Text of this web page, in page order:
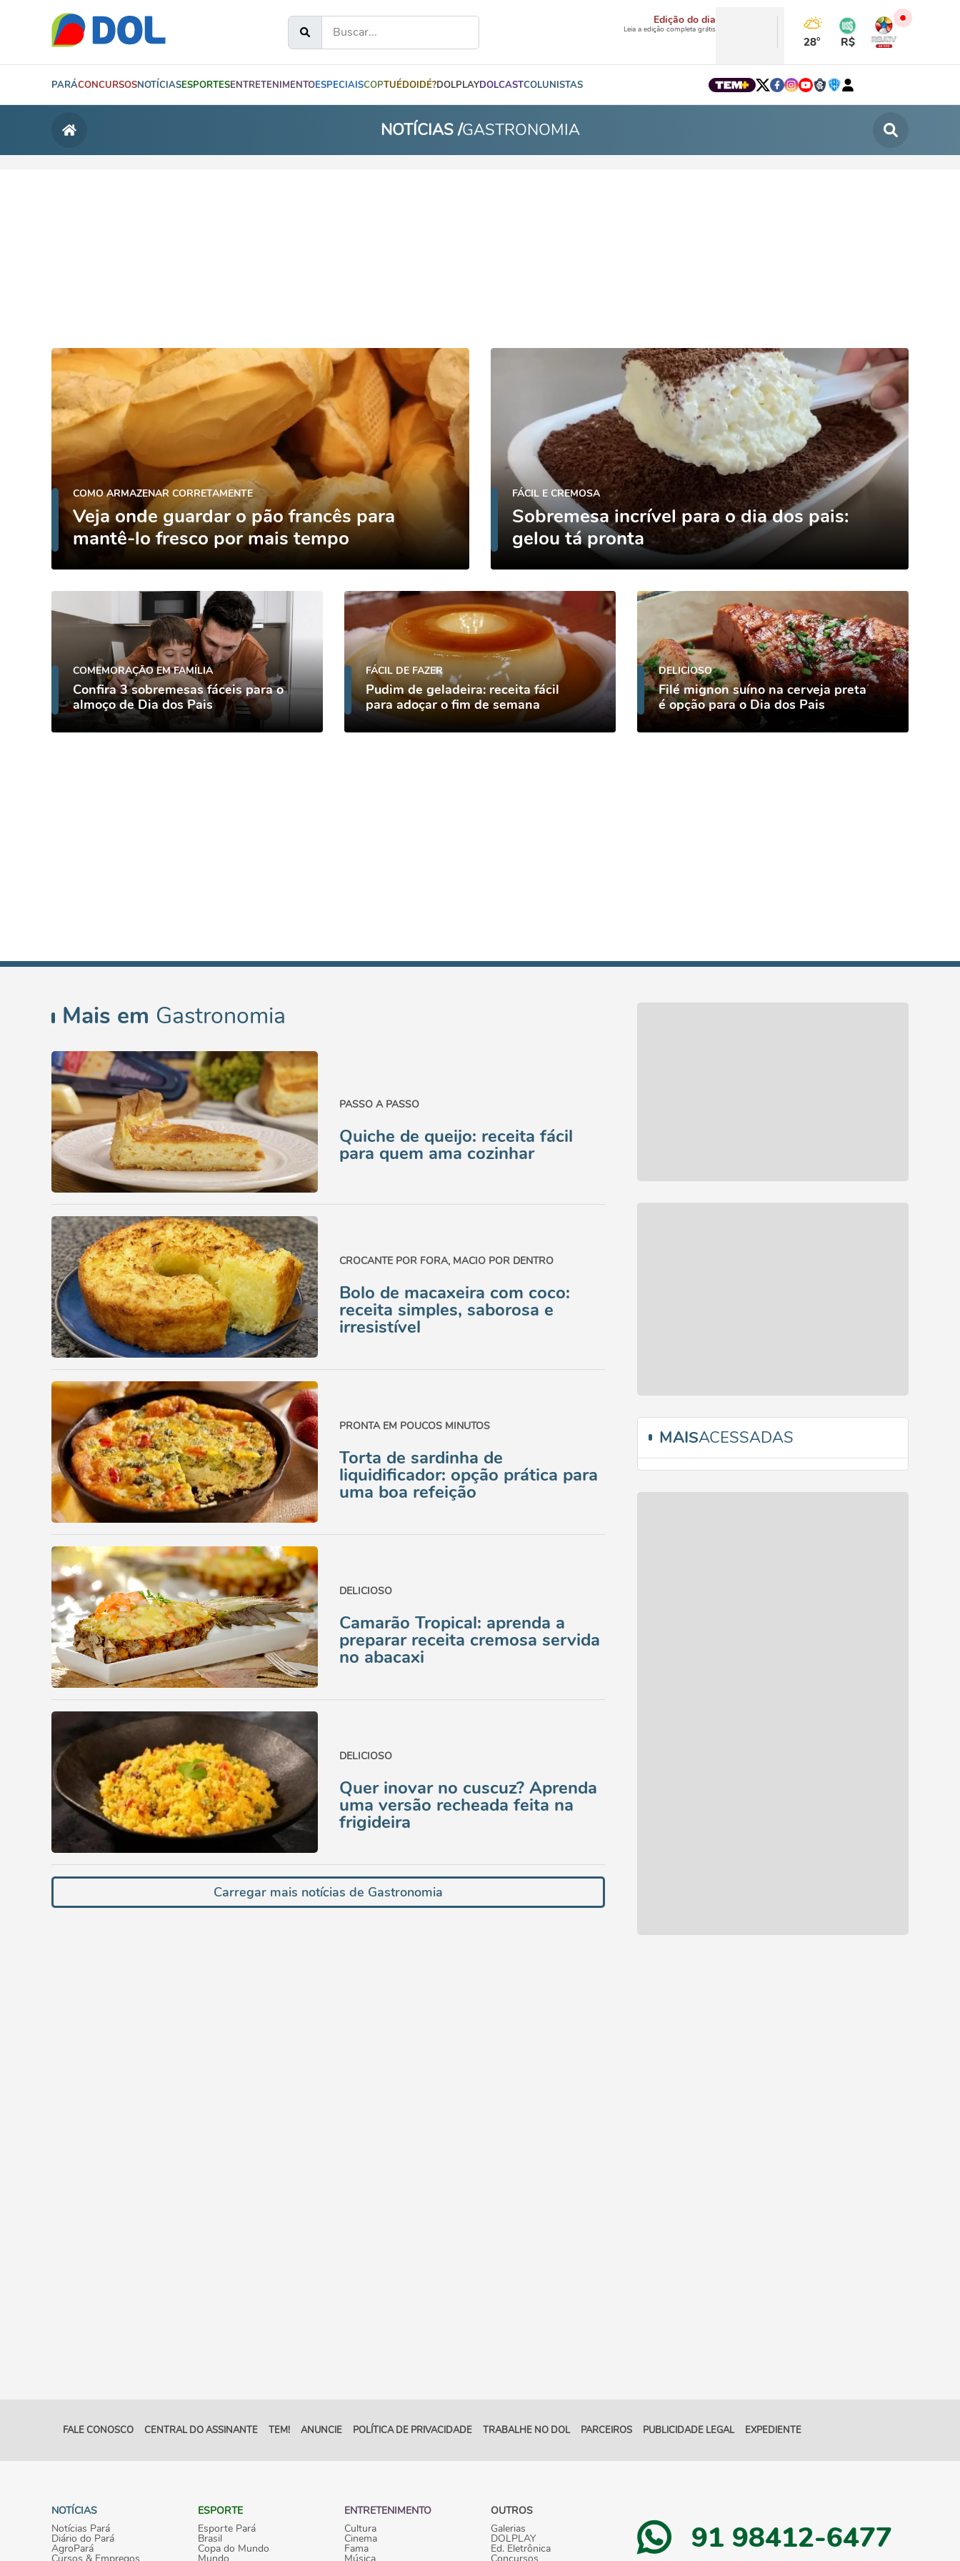
Edição do dia
Leia a edição completa grátis
28° R$
PARÁCONCURSOSNOTÍCIASESPORTESENTRETENIMENTOESPECIAISCOPTUÉDOIDÉ?DOLPLAYDOLCASTCOLUNISTAS
NOTÍCIAS /GASTRONOMIA
COMO ARMAZENAR CORRETAMENTE
Veja onde guardar o pão francês para
mantê-lo fresco por mais tempo
FÁCIL E CREMOSA
Sobremesa incrível para o dia dos pais:
gelou tá pronta
COMEMORAÇÃO EM FAMÍLIA
Confira 3 sobremesas fáceis para o
almoço de Dia dos Pais
FÁCIL DE FAZER
Pudim de geladeira: receita fácil
para adoçar o fim de semana
DELICIOSO
Filé mignon suíno na cerveja preta
é opção para o Dia dos Pais
Mais em Gastronomia
PASSO A PASSO
Quiche de queijo: receita fácil
para quem ama cozinhar
CROCANTE POR FORA, MACIO POR DENTRO
Bolo de macaxeira com coco:
receita simples, saborosa e
irresistível
PRONTA EM POUCOS MINUTOS
Torta de sardinha de
liquidificador: opção prática para
uma boa refeição
DELICIOSO
Camarão Tropical: aprenda a
preparar receita cremosa servida
no abacaxi
DELICIOSO
Quer inovar no cuscuz? Aprenda
uma versão recheada feita na
frigideira
Carregar mais notícias de Gastronomia
MAISACESSADAS
FALE CONOSCO CENTRAL DO ASSINANTE TEM! ANUNCIE POLÍTICA DE PRIVACIDADE TRABALHE NO DOL PARCEIROS PUBLICIDADE LEGAL EXPEDIENTE
NOTÍCIAS
Notícias Pará
Diário do Pará
AgroPará
Cursos & Empregos
ESPORTE
Esporte Pará
Brasil
Copa do Mundo
Mundo
ENTRETENIMENTO
Cultura
Cinema
Fama
Música
OUTROS
Galerias
DOLPLAY
Ed. Eletrônica
Concursos
91 98412-6477